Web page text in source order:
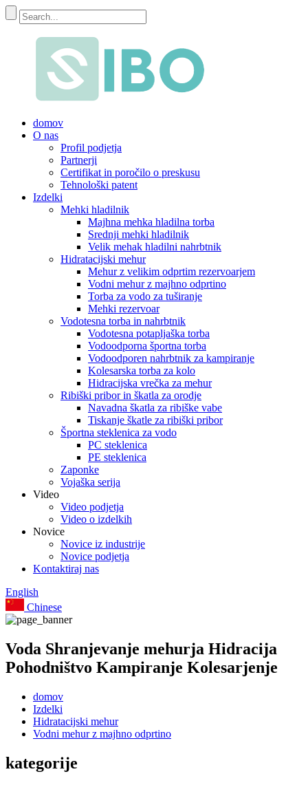
domov
O nas
Profil podjetja
Partnerji
Certifikat in poročilo o preskusu
Tehnološki patent
Izdelki
Mehki hladilnik
Majhna mehka hladilna torba
Srednji mehki hladilnik
Velik mehak hladilni nahrbtnik
Hidratacijski mehur
Mehur z velikim odprtim rezervoarjem
Vodni mehur z majhno odprtino
Torba za vodo za tuširanje
Mehki rezervoar
Vodotesna torba in nahrbtnik
Vodotesna potapljaška torba
Vodoodporna športna torba
Vodoodporen nahrbtnik za kampiranje
Kolesarska torba za kolo
Hidracijska vrečka za mehur
Ribiški pribor in škatla za orodje
Navadna škatla za ribiške vabe
Tiskanje škatle za ribiški pribor
Športna steklenica za vodo
PC steklenica
PE steklenica
Zaponke
Vojaška serija
Video
Video podjetja
Video o izdelkih
Novice
Novice iz industrije
Novice podjetja
Kontaktiraj nas
English
Chinese
Voda Shranjevanje mehurja Hidracija
Pohodništvo Kampiranje Kolesarjenje
domov
Izdelki
Hidratacijski mehur
Vodni mehur z majhno odprtino
kategorije